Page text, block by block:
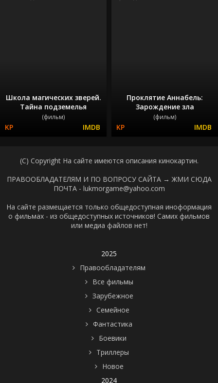
Школа магических зверей.
Тайна подземелья
(фильм)
Проклятие Аннабель:
Зарождение зла
(фильм)
(C) Copyright На сайте имеются описания кинокартин.
ПРАВООБЛАДАТЕЛЯМ И ПО ВОПРОСУ САЙТА → ЖМИ СЮДА
ПОЧТА - lukmorgame@yahoo.com
На сайте размещается только общедоступная иноформация
о фильмах - из общедоступных источников! Самих фильмов
или медиа файлов нет!
2025
Правообладателям
Все фильмы
Зарубежное
Семейное
Фантастика
Боевики
Триллеры
Новое
2024